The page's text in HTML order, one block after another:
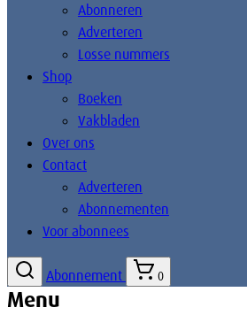
Abonneren
Adverteren
Losse nummers
Shop
Boeken
Vakbladen
Over ons
Contact
Adverteren
Abonnementen
Voor abonnees
Abonnement 0
Menu